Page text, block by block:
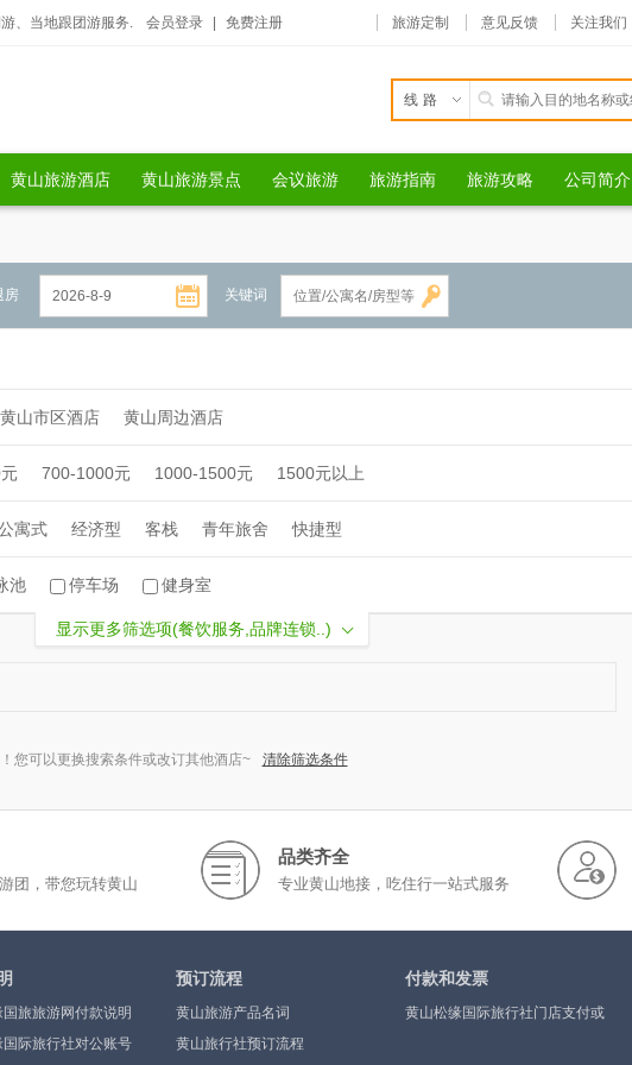
、当地跟团游服务. 会员登录 免费注册 旅游定制 意见反馈 关注我们
线路
黄山旅游酒店 黄山旅游景点 会议旅游 旅游指南 旅游攻略 公司简介
房 关键词
黄山市区酒店 黄山周边酒店
700-1000元 1000-1500元 1500元以上
寓式 经济型 客栈 青年旅舍 快捷型
池 停车场 健身室
显示更多筛选项(餐饮服务,品牌连锁..)
您可以更换搜索条件或改订其他酒店~ 清除筛选条件
团，带您玩转黄山
品类齐全
专业黄山地接，吃住行一站式服务
旅旅游网付款说明
国际旅行社对公账号
预订流程
黄山旅游产品名词
黄山旅行社预订流程
付款和发票
黄山松缘国际旅行社门店支付或